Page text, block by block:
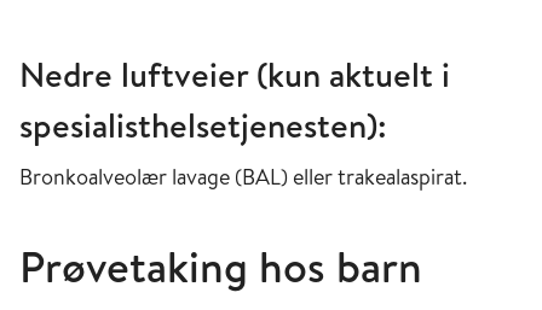
Nedre luftveier (kun aktuelt i
spesialisthelsetjenesten):
Bronkoalveolær lavage (BAL) eller trakealaspirat.
Prøvetaking hos barn